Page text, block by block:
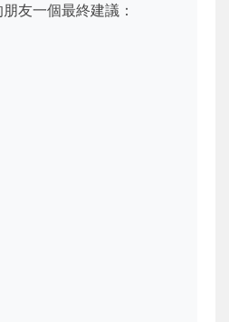
友一個最終建議：